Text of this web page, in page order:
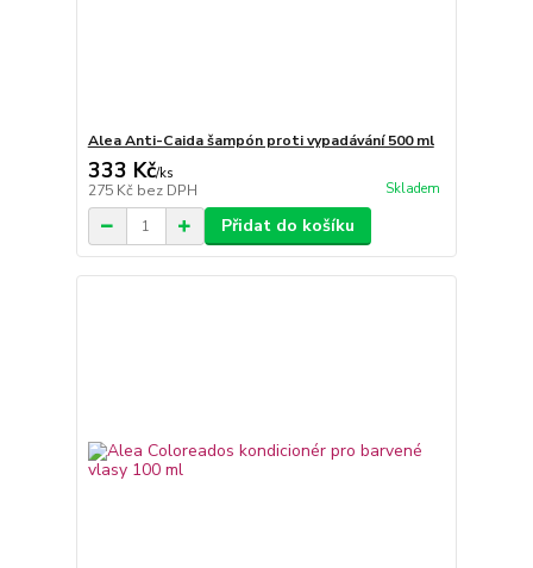
Alea Anti-Caida šampón proti vypadávání 500 ml
333 Kč/ks
275 Kč bez DPH Skladem
Přidat do košíku